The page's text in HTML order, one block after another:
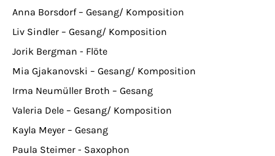
Anna Borsdorf – Gesang/ Komposition
Liv Sindler – Gesang/ Komposition
Jorik Bergman - Flöte
Mia Gjakanovski – Gesang/ Komposition
Irma Neumüller Broth – Gesang
Valeria Dele – Gesang/ Komposition
Kayla Meyer – Gesang
Paula Steimer - Saxophon